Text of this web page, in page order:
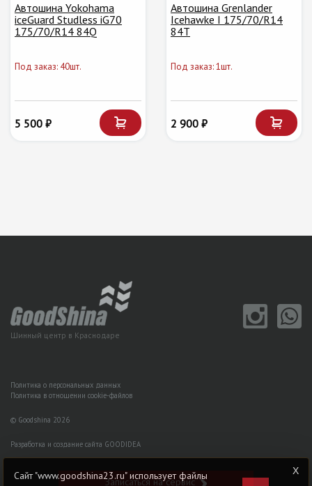
Автошина Yokohama
iceGuard Studless iG70
175/70/R14 84Q
Под заказ: 40шт.
5 500 ₽
Автошина Grenlander
Icehawke I 175/70/R14
84T
Под заказ: 1шт.
2 900 ₽
Шинный центр в Краснодаре
Политика о персональных данных
Политика в отношении cookie-файлов
© Goodshina 2026
Разработка и создание сайта GOODIDEA
Записаться на сервис
Сайт "www.goodshina23.ru" использует файлы